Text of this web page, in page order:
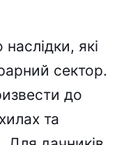
які
сектор.
до
та